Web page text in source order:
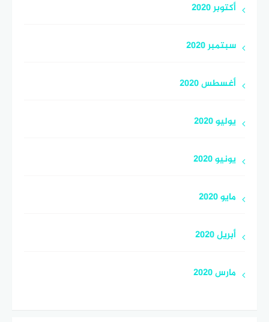
أكتوبر 2020
سبتمبر 2020
أغسطس 2020
يوليو 2020
يونيو 2020
مايو 2020
أبريل 2020
مارس 2020